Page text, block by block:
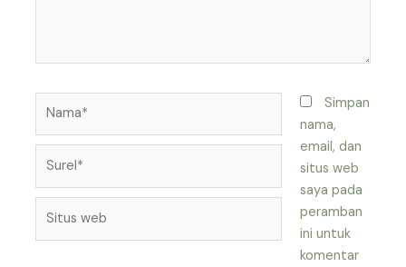
Simpan
nama,
email, dan
situs web
saya pada
peramban
ini untuk
komentar